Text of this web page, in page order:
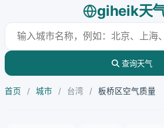
giheik天
查询天气
首页 / 城市 / 台湾 / 板桥区空气质量